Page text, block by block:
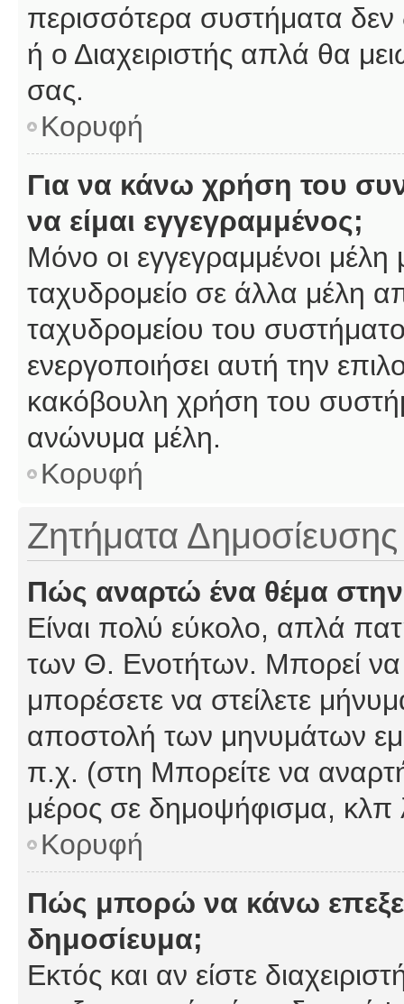
περισσότερα συστήματα δεν
ή ο Διαχειριστής απλά θα
σας.
Κορυφή
Για να κάνω χρήση του
να είμαι εγγεγραμμένος;
Μόνο οι εγγεγραμμένοι
ταχυδρομείο σε άλλα μέλη
ταχυδρομείου του
ενεργοποιήσει αυτή την
κακόβουλη χρήση του
ανώνυμα μέλη.
Κορυφή
Ζητήματα Δημοσίευσης
Πώς αναρτώ ένα θέμα
Είναι πολύ εύκολο, απλά
των Θ. Ενοτήτων. Μπορεί να
μπορέσετε να στείλετε
αποστολή των μηνυμάτων
π.χ. (στη Μπορείτε να
μέρος σε δημοψήφισμα, κλπ
Κορυφή
Πώς μπορώ να κάνω
δημοσίευμα;
Εκτός και αν είστε